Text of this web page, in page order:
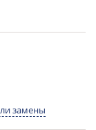
замены